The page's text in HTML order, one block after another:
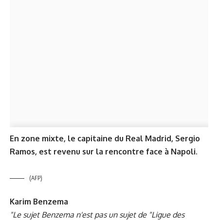
En zone mixte, le capitaine du Real Madrid, Sergio
Ramos, est revenu sur la rencontre face à Napoli.
(AFP)
Karim Benzema
"Le sujet Benzema n'est pas un sujet de "Ligue des